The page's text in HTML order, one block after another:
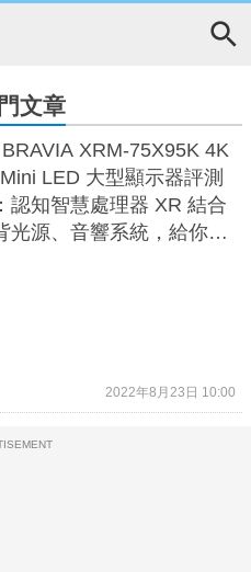
文章
XRM-75X95K 4K
LED 大型顯示器評測
認知智慧處理器 XR 結合
光源、音響系統，給你滿
2022年8月23日 10:00